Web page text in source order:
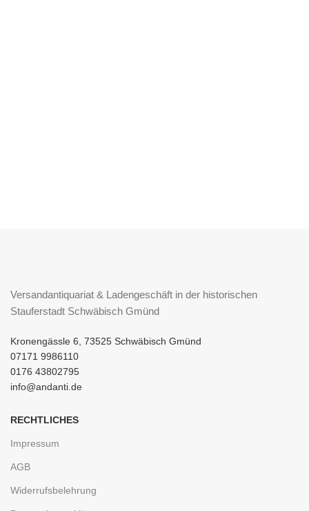
Versandantiquariat & Ladengeschäft in der historischen
Stauferstadt Schwäbisch Gmünd
Kronengässle 6, 73525 Schwäbisch Gmünd
07171 9986110
0176 43802795
info@andanti.de
RECHTLICHES
Impressum
AGB
Widerrufsbelehrung